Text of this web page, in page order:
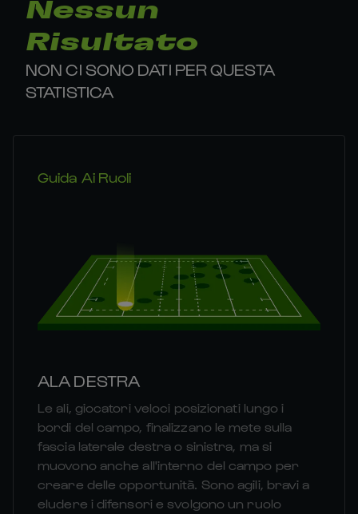
Nessun
Risultato
NON CI SONO DATI PER QUESTA
STATISTICA
Guida Ai Ruoli
ALA DESTRA
Le ali, giocatori veloci posizionati lungo i
bordi del campo, finalizzano le mete sulla
fascia laterale destra o sinistra, ma si
muovono anche all'interno del campo per
creare delle opportunità. Sono agili, bravi a
eludere i difensori e svolgono un ruolo